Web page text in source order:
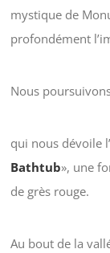
mystique de
profondément
Nous
qui nous dévoile
Bathtub», une
de grès rouge.
Au bout de la